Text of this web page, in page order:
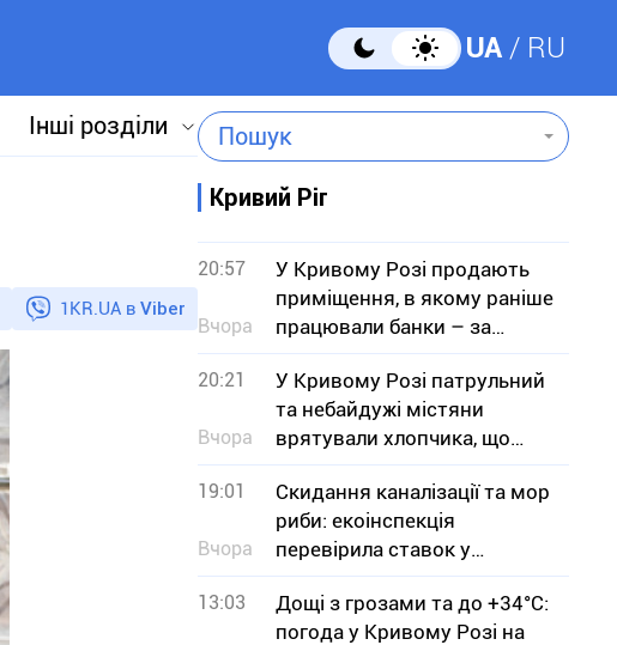
UA RU
Інші розділи Пошук
1KR.UA в Viber
Кривий Ріг
20:57
Вчора
У Кривому Розі продають
приміщення, в якому раніше
працювали банки – за
скільки мільйонів гривень
20:21
Вчора
У Кривому Розі патрульний
та небайдужі містяни
врятували хлопчика, що
тонув
19:01
Вчора
Скидання каналізації та мор
риби: екоінспекція
перевірила ставок у
Кривому Розі
13:03
Дощі з грозами та до +34°С:
погода у Кривому Розі на